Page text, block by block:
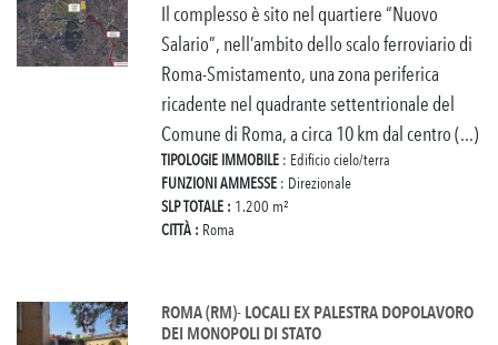
Il complesso è sito nel quartiere “Nuovo
Salario”, nell’ambito dello scalo ferroviario di
Roma-Smistamento, una zona periferica
ricadente nel quadrante settentrionale del
Comune di Roma, a circa 10 km dal centro (...)
TIPOLOGIE IMMOBILE : Edificio cielo/terra
FUNZIONI AMMESSE : Direzionale
SLP TOTALE : 1.200 m²
CITTÀ : Roma
ROMA (RM)- LOCALI EX PALESTRA DOPOLAVORO
DEI MONOPOLI DI STATO